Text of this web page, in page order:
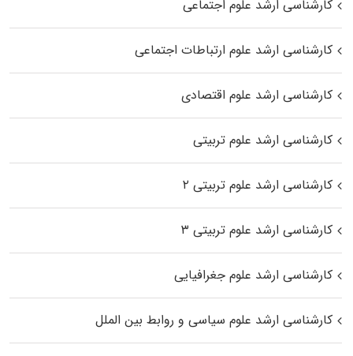
کارشناسی ارشد علوم اجتماعی
کارشناسی ارشد علوم ارتباطات اجتماعی
کارشناسی ارشد علوم اقتصادی
کارشناسی ارشد علوم تربیتی
کارشناسی ارشد علوم تربیتی ۲
کارشناسی ارشد علوم تربیتی ۳
کارشناسی ارشد علوم جغرافیایی
کارشناسی ارشد علوم سیاسی و روابط بین الملل